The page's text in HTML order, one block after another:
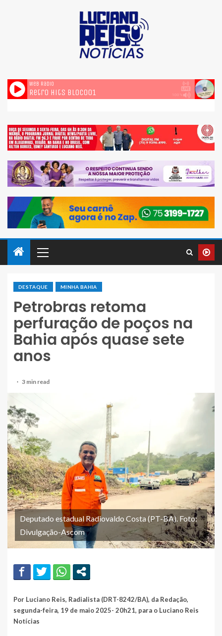
DESTAQUE MINHA BAHIA
Petrobras retoma
perfuração de poços na
Bahia após quase sete
anos
3 min read
Deputado estadual Radiovaldo Costa (PT-BA). Foto:
Divulgação-Ascom
Por Luciano Reis, Radialista (DRT-8242/BA), da Redação,
segunda-feira, 19 de maio 2025- 20h21, para o Luciano Reis
Notícias